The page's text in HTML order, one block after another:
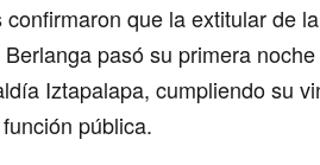
que la extitular de
pasó su primera
Iztapalapa, cumpliendo su
pública.